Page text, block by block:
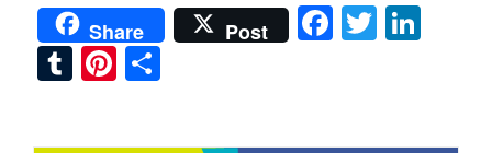
Share Post Facebook
Twitter
TumblrPinterest